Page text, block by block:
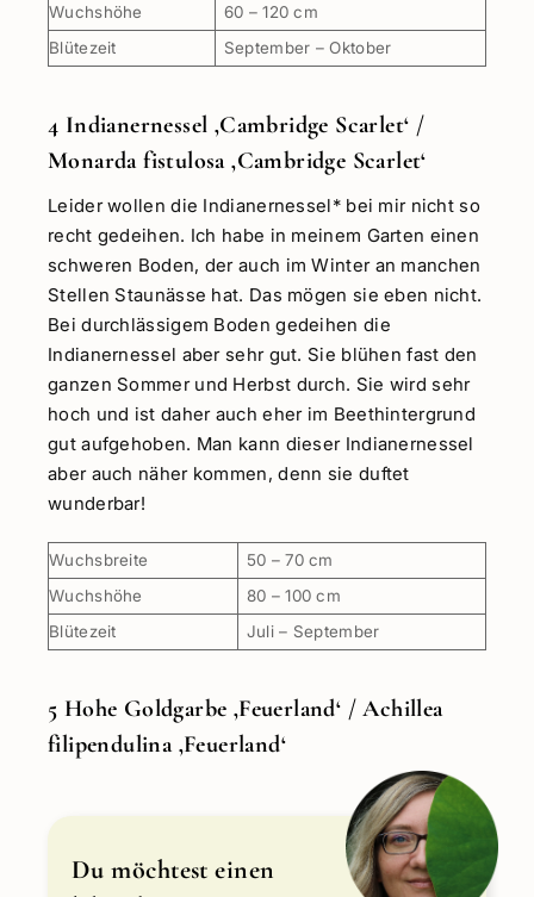
Wuchshöhe
60 – 120 cm
Blütezeit
September – Oktober
4 Indianernessel ‚Cambridge Scarlet‘ /
Monarda fistulosa ‚Cambridge Scarlet‘
Leider wollen die Indianernessel* bei mir nicht so
recht gedeihen. Ich habe in meinem Garten einen
schweren Boden, der auch im Winter an manchen
Stellen Staunässe hat. Das mögen sie eben nicht.
Bei durchlässigem Boden gedeihen die
Indianernessel aber sehr gut. Sie blühen fast den
ganzen Sommer und Herbst durch. Sie wird sehr
hoch und ist daher auch eher im Beethintergrund
gut aufgehoben. Man kann dieser Indianernessel
aber auch näher kommen, denn sie duftet
wunderbar!
Wuchsbreite
50 – 70 cm
Wuchshöhe
80 – 100 cm
Blütezeit
Juli – September
5 Hohe Goldgarbe ‚Feuerland‘ / Achillea
filipendulina ‚Feuerland‘
Du möchtest einen